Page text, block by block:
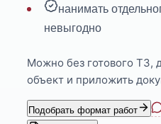
нанимать
невыгодно
Можно без готового ТЗ,
объект и приложить
Подобрать формат работ